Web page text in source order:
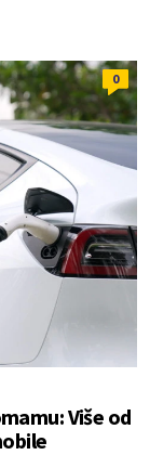
0
Više od